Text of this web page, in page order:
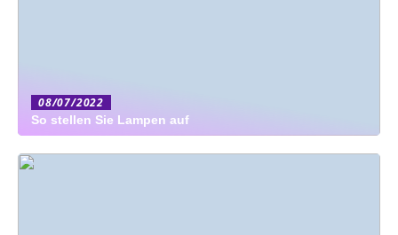
08/07/2022
So stellen Sie Lampen auf